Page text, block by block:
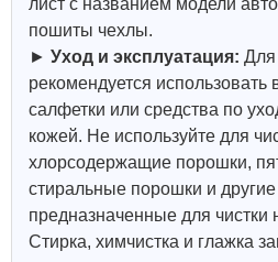
лист с названием модели
пошиты чехлы.
► Уход и эксплуатация: Для
рекомендуется использовать
салфетки или средства по
кожей. Не используйте для
хлорсодержащие порошки,
стиральные порошки и
предназначенные для чистки
Стирка, химчистка и глажка